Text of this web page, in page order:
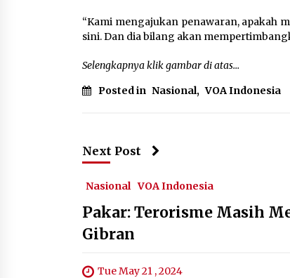
“Kami mengajukan penawaran, apakah
sini. Dan dia bilang akan
Selengkapnya klik gambar di atas…
Posted in Nasional, VOA Indonesia
Next Post
Nasional VOA Indonesia
Pakar: Terorisme Masih
Gibran
Tue May 21 , 2024